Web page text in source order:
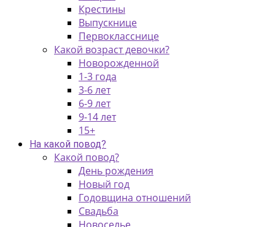
Крестины
Выпускнице
Первокласснице
Какой возраст девочки?
Новорожденной
1-3 года
3-6 лет
6-9 лет
9-14 лет
15+
На какой повод?
Какой повод?
День рождения
Новый год
Годовщина отношений
Свадьба